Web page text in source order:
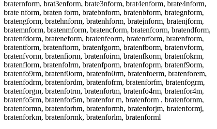
braternform, brat3enform, brate3nform, brat4enform, brate4nform,
brate nform, braten form, bratebnform, bratenbform, brategnform,
bratengform, bratehnform, bratenhform, bratejnform, bratenjform,
bratemnform, bratenmform, bratencform, bratenfcorm, bratendform,
bratenfdorm, brateneform, bratenfeorm, bratenrform, bratenfrorm,
bratentform, bratenftorm, bratenfgorm, bratenfborm, bratenvform,
bratenfvorm, bratenfiorm, bratenfoirm, bratenfkorm, bratenfokrm,
bratenflorm, bratenfolrm, bratenfporm, bratenfoprm, bratenf9orm,
bratenfo9rm, bratenf0orm, bratenfo0rm, bratenfoerm, bratenforem,
bratenfodrm, bratenfordm, bratenfofrm, bratenforfm, bratenfogrm,
bratenforgm, bratenfotrm, bratenfortm, bratenfo4rm, bratenfor4m,
bratenfo5rm, bratenfor5m, bratenfor m, bratenform , bratenfornm,
bratenformn, bratenforhm, bratenformh, bratenforjm, bratenformj,
bratenforkm, bratenformk, bratenforlm, bratenforml